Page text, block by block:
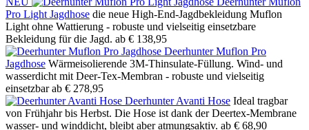
Pro Light Jagdhose die neue High-End-Jagdbekleidung Muflon
Light ohne Wattierung - robuste und vielseitig einsetzbare
Bekleidung für die Jagd. ab € 138,95
Deerhunter Muflon Pro
Jagdhose Wärmeisolierende 3M-Thinsulate-Füllung. Wind- und
wasserdicht mit Deer-Tex-Membran - robuste und vielseitig
einsetzbar ab € 278,95
Deerhunter Avanti Hose Ideal tragbar
von Frühjahr bis Herbst. Die Hose ist dank der Deertex-Membrane
wasser- und winddicht, bleibt aber atmungsaktiv. ab € 68,90